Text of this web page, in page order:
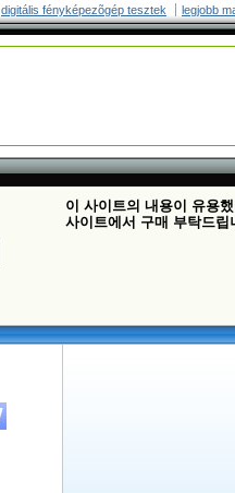
digitális fényképezõgép tesztek legjobb
이 사이트의 내용이 유용
사이트에서 구매 부탁드립